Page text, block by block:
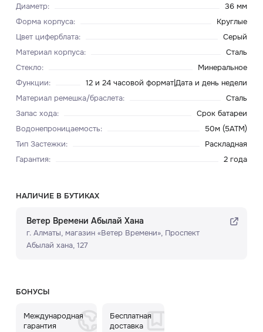
Диаметр:
36 мм
Форма корпуса:
Круглые
Цвет циферблата:
Серый
Материал корпуса:
Сталь
Стекло:
Минеральное
Функции:
12 и 24 часовой формат|Дата и день недели
Материал ремешка/браслета:
Сталь
Запас хода:
Срок батареи
Водонепроницаемость:
50м (5ATM)
Тип Застежки:
Раскладная
Гарантия: 2 года
НАЛИЧИЕ В БУТИКАХ
Ветер Времени Абылай Хана
г. Алматы, ​магазин «Ветер Времени»​, Проспект
Абылай хана, 127
БОНУСЫ
Международная
гарантия
Бесплатная
доставка